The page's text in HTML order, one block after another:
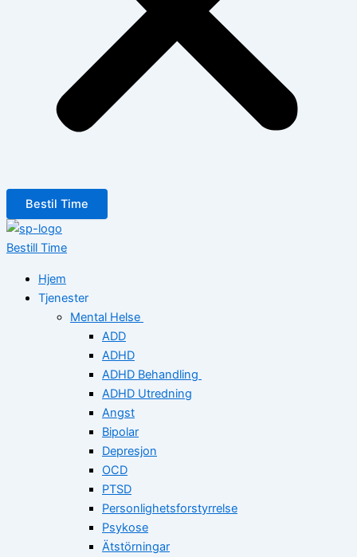
Bestil Time
Bestill Time
Hjem
Tjenester
Mental Helse
ADD
ADHD
ADHD Behandling
ADHD Utredning
Angst
Bipolar
Depresjon
OCD
PTSD
Personlighetsforstyrrelse
Psykose
Ätstörningar